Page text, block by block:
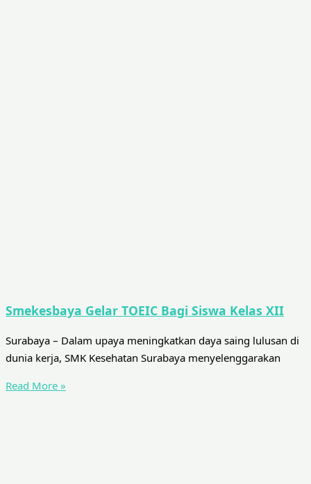
Smekesbaya Gelar TOEIC Bagi Siswa Kelas XII
Surabaya – Dalam upaya meningkatkan daya saing lulusan di
dunia kerja, SMK Kesehatan Surabaya menyelenggarakan
Read More »